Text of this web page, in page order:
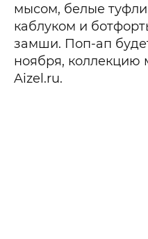
мысом, белые
каблуком и
замши. Поп-ап
ноября, коллекцию
Aizel.ru.